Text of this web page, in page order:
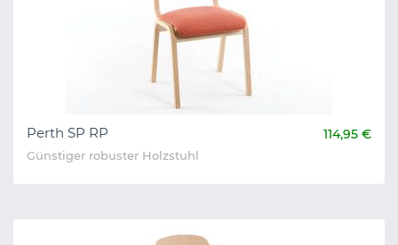
Perth SP RP 114,95 €
Günstiger robuster Holzstuhl